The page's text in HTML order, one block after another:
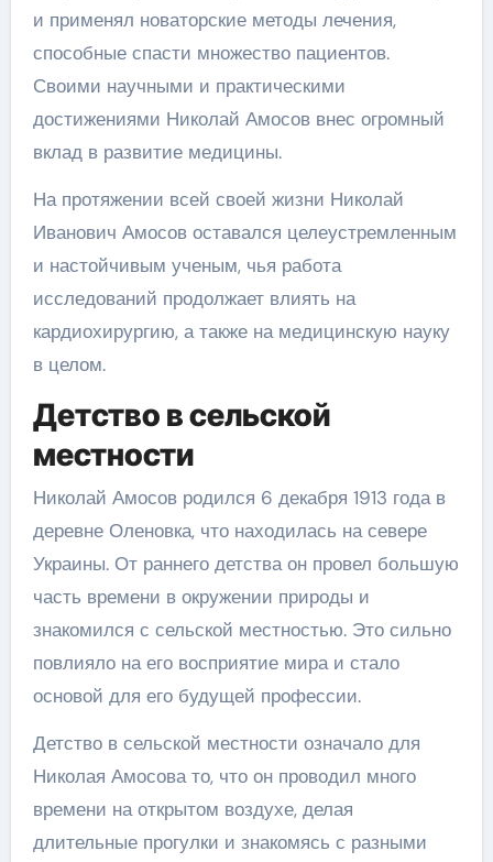
и применял новаторские методы лечения,
способные спасти множество пациентов.
Своими научными и практическими
достижениями Николай Амосов внес огромный
вклад в развитие медицины.
На протяжении всей своей жизни Николай
Иванович Амосов оставался целеустремленным
и настойчивым ученым, чья работа
исследований продолжает влиять на
кардиохирургию, а также на медицинскую науку
в целом.
Детство в сельской
местности
Николай Амосов родился 6 декабря 1913 года в
деревне Оленовка, что находилась на севере
Украины. От раннего детства он провел большую
часть времени в окружении природы и
знакомился с сельской местностью. Это сильно
повлияло на его восприятие мира и стало
основой для его будущей профессии.
Детство в сельской местности означало для
Николая Амосова то, что он проводил много
времени на открытом воздухе, делая
длительные прогулки и знакомясь с разными